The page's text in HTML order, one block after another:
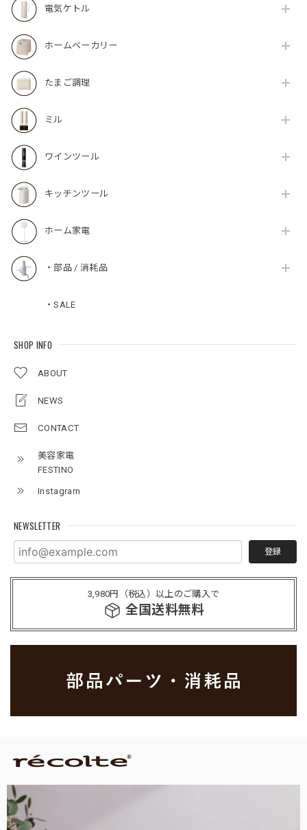
電気ケトル
ホームベーカリー
たまご調理
ミル
ワインツール
キッチンツール
ホーム家電
・部品 / 消耗品
・SALE
SHOP INFO
ABOUT
NEWS
CONTACT
美容家電
FESTINO
Instagram
NEWSLETTER
登録
3,980円（税込）以上のご購入で
全国送料無料